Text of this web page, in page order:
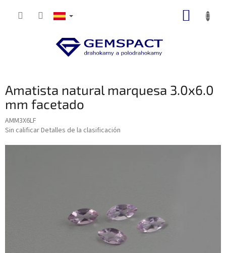
CESTA
Amatista natural marquesa 3.0x6.0
mm facetado
AMM3X6LF
La
Sin calificarDetalles de la clasificación